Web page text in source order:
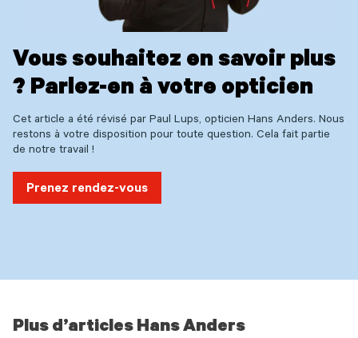
Vous souhaitez en savoir plus
? Parlez-en à votre opticien
Cet article a été révisé par Paul Lups, opticien Hans Anders. Nous
restons à votre disposition pour toute question. Cela fait partie
de notre travail !
Prenez rendez-vous
Plus d’articles Hans Anders